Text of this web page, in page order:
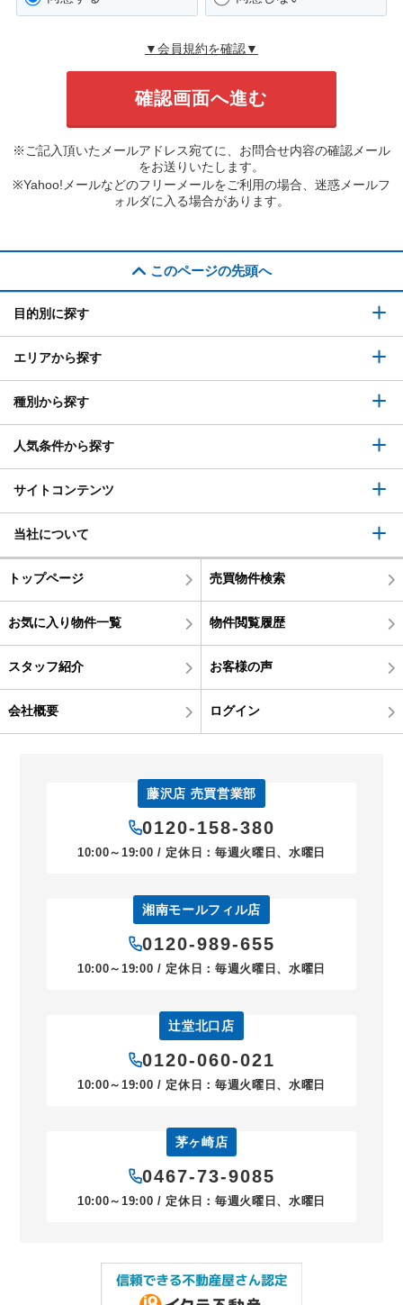
▼会員規約を確認▼
※ご記入頂いたメールアドレス宛てに、お問合せ内容の確認メール
をお送りいたします。
※Yahoo!メールなどのフリーメールをご利用の場合、迷惑メールフ
ォルダに入る場合があります。
このページの先頭へ
目的別に探す
エリアから探す
種別から探す
人気条件から探す
サイトコンテンツ
当社について
トップページ 売買物件検索
お気に入り物件一覧 物件閲覧履歴
スタッフ紹介 お客様の声
会社概要 ログイン
藤沢店 売買営業部
0120-158-380
10:00～19:00 / 定休日：毎週火曜日、水曜日
湘南モールフィル店
0120-989-655
10:00～19:00 / 定休日：毎週火曜日、水曜日
辻堂北口店
0120-060-021
10:00～19:00 / 定休日：毎週火曜日、水曜日
茅ヶ崎店
0467-73-9085
10:00～19:00 / 定休日：毎週火曜日、水曜日